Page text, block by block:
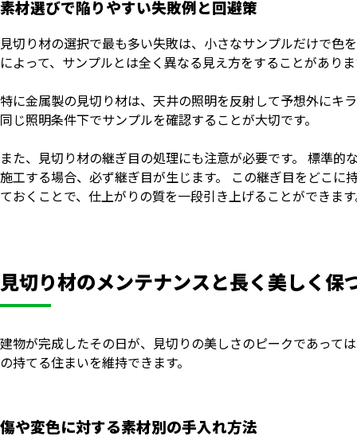
素材選びで陥りやすい失敗例と回避策
見切り材の選択で最も多い失敗は、小さなサンプルだけで色
によって、サンプルとは全く異なる見え方をすることがあり
特に金属製の見切り材は、天井の照明を反射して予想外にキ
同じ照明条件下でサンプルを確認することが大切です。
また、見切り材の継ぎ目の処理にも注意が必要です。 標準
施工する場合、必ず継ぎ目が生じます。 この継ぎ目をどこ
ておくことで、仕上がりの質を一段引き上げることができま
見切り材のメンテナンスと長く美しく保
建物が完成したその日が、見切りの美しさのピークであって
の持てる住まいを維持できます。
傷や変色に対する素材別の手入れ方法